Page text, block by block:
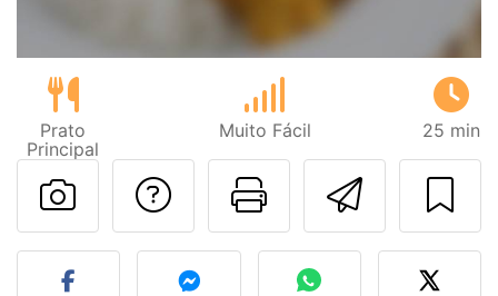
Prato
Principal
Muito Fácil 25 min
Imprima
Falar com o autor
Fez esta receita?